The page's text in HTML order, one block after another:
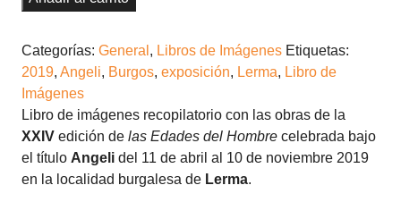
cantidad
Categorías: General , Libros de Imágenes Etiquetas:
2019, Angeli, Burgos, exposición, Lerma, Libro de
Imágenes
Libro de imágenes recopilatorio con las obras de la
XXIV edición de las Edades del Hombre celebrada bajo
el título Angeli del 11 de abril al 10 de noviembre 2019
en la localidad burgalesa de Lerma.